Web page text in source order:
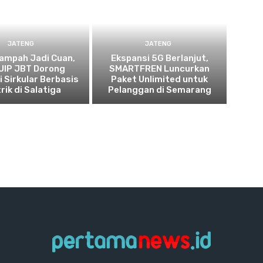
JATENG
Jadi Cuan,
JBT Dorong
Sirkular Berbasis
di Salatiga
JATENG
Ekspansi 5G Berlanjut,
SMARTFREN Luncurkan
Paket Unlimited untuk
Pelanggan di Semarang